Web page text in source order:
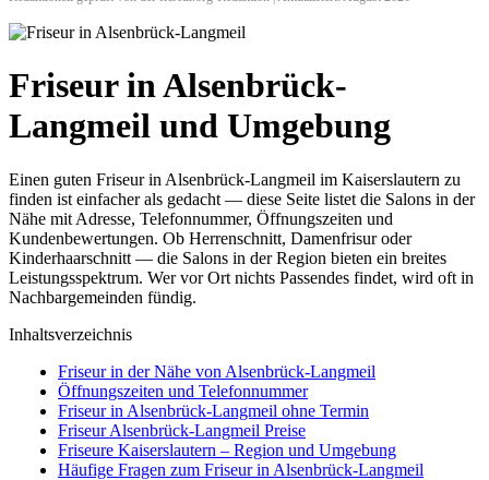
Friseur in Alsenbrück-
Langmeil und Umgebung
Einen guten Friseur in Alsenbrück-Langmeil im Kaiserslautern zu
finden ist einfacher als gedacht — diese Seite listet die Salons in der
Nähe mit Adresse, Telefonnummer, Öffnungszeiten und
Kundenbewertungen. Ob Herrenschnitt, Damenfrisur oder
Kinderhaarschnitt — die Salons in der Region bieten ein breites
Leistungsspektrum. Wer vor Ort nichts Passendes findet, wird oft in
Nachbargemeinden fündig.
Inhaltsverzeichnis
Friseur in der Nähe von Alsenbrück-Langmeil
Öffnungszeiten und Telefonnummer
Friseur in Alsenbrück-Langmeil ohne Termin
Friseur Alsenbrück-Langmeil Preise
Friseure Kaiserslautern – Region und Umgebung
Häufige Fragen zum Friseur in Alsenbrück-Langmeil